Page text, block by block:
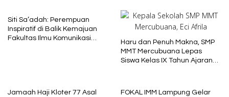
Siti Sa’adah: Perempuan
Inspiratif di Balik Kemajuan
Fakultas Ilmu Komunikasi
Haru dan Penuh Makna, SMP
MMT Mercubuana Lepas
Siswa Kelas IX Tahun Ajaran
Jamaah Haji Kloter 77 Asal
FOKAL IMM Lampung Gelar